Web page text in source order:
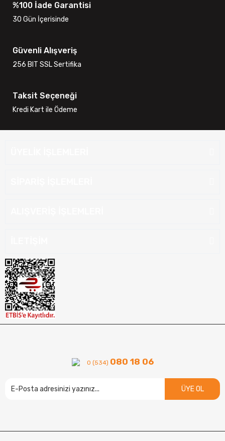
%100 İade Garantisi
30 Gün İçerisinde
Güvenli Alışveriş
256 BIT SSL Sertifika
Taksit Seçeneği
Kredi Kart ile Ödeme
0 (534) 080 18 06
ÜYE OL